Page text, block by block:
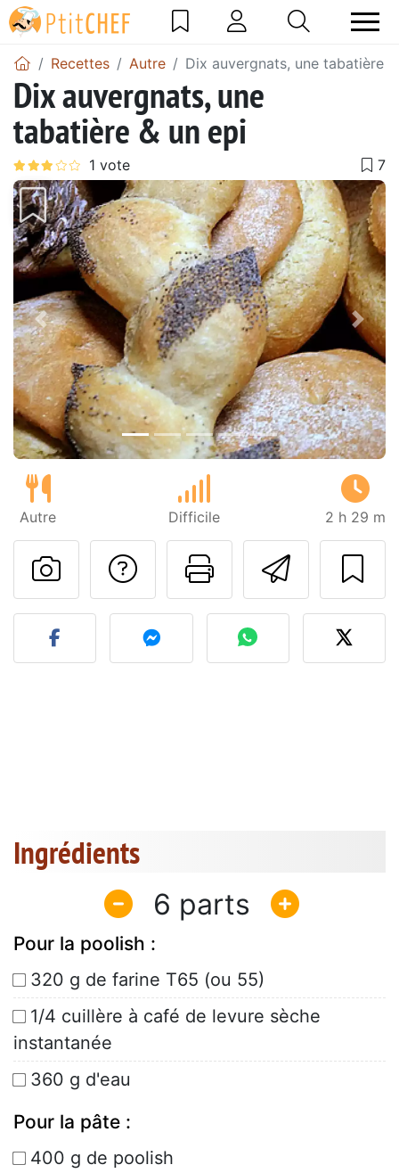
Recettes Autre Dix auvergnats, une tabatière
Dix auvergnats, une
tabatière & un epi
Précédent
Autre Difficile 2 h 29 m
Imprimer
Poser une
Publier votre photo de
Ingrédients
6
Pour la poolish :
320 g de farine T65 (ou 55)
1/4 cuillère à café de levure sèche
instantanée
360 g d'eau
Pour la pâte :
400 g de poolish